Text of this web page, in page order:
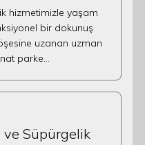
hizmetimizle yaşam
bir dokunuş
uzanan uzman
parke…
ve Süpürgelik